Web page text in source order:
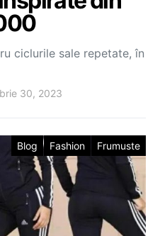
ciclurile sale repetate, în
30, 2023
Blog Fashion Frumuste